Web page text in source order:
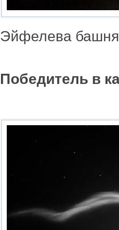
Эйфелева
Победитель в